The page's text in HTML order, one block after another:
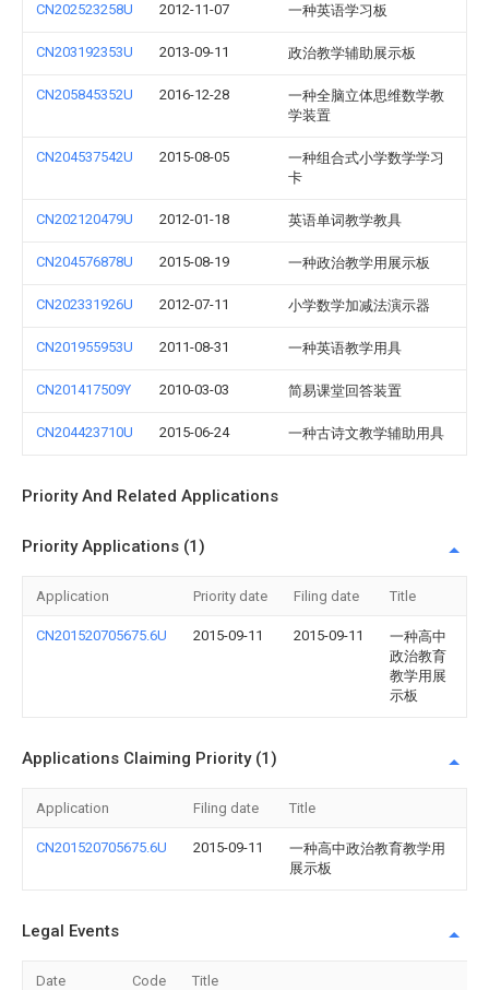
CN202523258U 2012-11-07 一种英语学习板
CN203192353U 2013-09-11 政治教学辅助展示板
CN205845352U 2016-12-28
一种全脑立体思维数学教
学装置
CN204537542U 2015-08-05
一种组合式小学数学学习
卡
CN202120479U 2012-01-18 英语单词教学教具
CN204576878U 2015-08-19 一种政治教学用展示板
CN202331926U 2012-07-11 小学数学加减法演示器
CN201955953U 2011-08-31 一种英语教学用具
CN201417509Y 2010-03-03 简易课堂回答装置
CN204423710U 2015-06-24 一种古诗文教学辅助用具
Priority And Related Applications
Priority Applications (1)
Application Priority date Filing date Title
CN201520705675.6U 2015-09-11 2015-09-11
一种高中
政治教育
教学用展
示板
Applications Claiming Priority (1)
Application Filing date Title
CN201520705675.6U 2015-09-11
一种高中政治教育教学用
展示板
Legal Events
Date Code Title